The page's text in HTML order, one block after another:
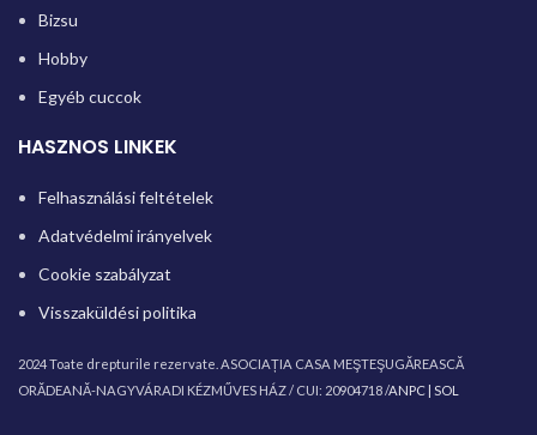
Bizsu
Hobby
Egyéb cuccok
HASZNOS LINKEK
Felhasználási feltételek
Adatvédelmi irányelvek
Cookie szabályzat
Visszaküldési politika
2024 Toate drepturile rezervate. ASOCIAȚIA CASA MEŞTEŞUGĂREASCĂ
ORĂDEANĂ-NAGYVÁRADI KÉZMŰVES HÁZ / CUI: 20904718 /ANPC | SOL